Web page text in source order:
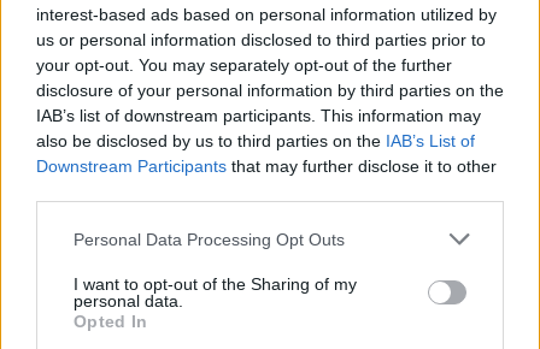
interest-based ads based on personal information utilized by
us or personal information disclosed to third parties prior to
your opt-out. You may separately opt-out of the further
disclosure of your personal information by third parties on the
IAB’s list of downstream participants. This information may
also be disclosed by us to third parties on the IAB’s List of
Downstream Participants that may further disclose it to other
Please note that this website/app uses one or more Google
not limited to your visit or usage behaviour. You may click to
grant or deny consent to Google and its third-party tags to
use your data for below specified purposes in below Google
Personal Data Processing Opt Outs
I want to opt-out of the Sharing of my
personal data.
Opted In
Sigue leyendo
CONSEJOS PARA VIAJAR